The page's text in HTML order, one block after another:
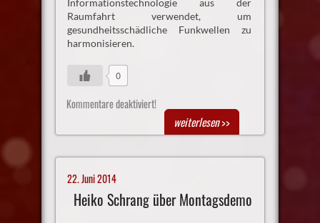
Informationstechnologie aus der
Raumfahrt verwendet, um
gesundheitsschädliche Funkwellen zu
harmonisieren.
0
Kommentare deaktiviert!
weiterlesen>>
22. Juni 2014
Heiko Schrang über Montagsdemo